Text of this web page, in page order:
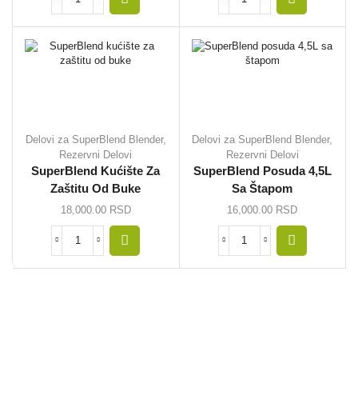
Delovi za SuperBlend Blender,
Rezervni Delovi
SuperBlend Kućište Za
Zaštitu Od Buke
18,000.00 RSD
Delovi za SuperBlend Blender,
Rezervni Delovi
SuperBlend Posuda 4,5L
Sa Štapom
16,000.00 RSD